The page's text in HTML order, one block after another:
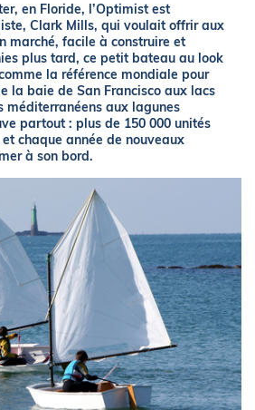
en Floride, l’Optimist est
Clark Mills, qui voulait offrir aux
marché, facile à construire et
plus tard, ce petit bateau au look
la référence mondiale pour
la baie de San Francisco aux lacs
méditerranéens aux lagunes
partout : plus de 150 000 unités
chaque année de nouveaux
à son bord.